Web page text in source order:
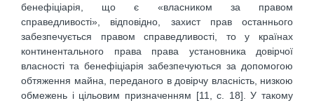
бенефіціарія, що є «власником за правом
справедливості», відповідно, захист прав останнього
забезпечується правом справедливості, то у країнах
континентального права права установника довірчої
власності та бенефіціарія забезпечуються за допомогою
обтяження майна, переданого в довірчу власність, низкою
обмежень і цільовим призначенням [11, с. 18]. У такому